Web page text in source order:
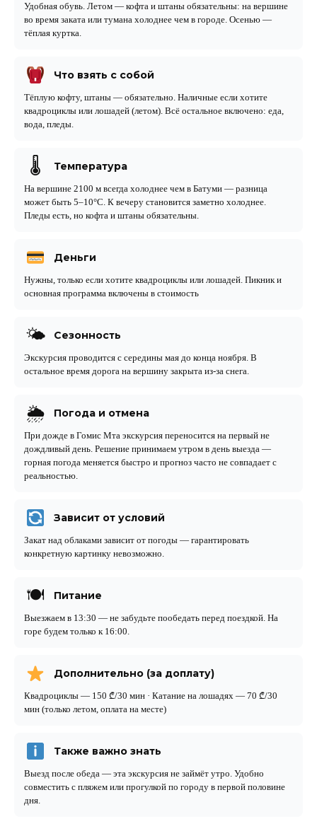
Удобная обувь. Летом — кофта и штаны обязательны: на вершине
во время заката или тумана холоднее чем в городе. Осенью —
тёплая куртка.
Что взять с собой
Тёплую кофту, штаны — обязательно. Наличные если хотите
квадроциклы или лошадей (летом). Всё остальное включено: еда,
вода, пледы.
🌡 Температура
На вершине 2100 м всегда холоднее чем в Батуми — разница
может быть 5–10°C. К вечеру становится заметно холоднее.
Пледы есть, но кофта и штаны обязательны.
Деньги
Нужны, только если хотите квадроциклы или лошадей. Пикник и
основная программа включены в стоимость
🌤 Сезонность
Экскурсия проводится с середины мая до конца ноября. В
остальное время дорога на вершину закрыта из-за снега.
🌦 Погода и отмена
При дожде в Гомис Мта экскурсия переносится на первый не
дождливый день. Решение принимаем утром в день выезда —
горная погода меняется быстро и прогноз часто не совпадает с
реальностью.
Зависит от условий
Закат над облаками зависит от погоды — гарантировать
конкретную картинку невозможно.
🍽 Питание
Выезжаем в 13:30 — не забудьте пообедать перед поездкой. На
горе будем только к 16:00.
Дополнительно (за доплату)
Квадроциклы — 150 ₾/30 мин · Катание на лошадях — 70 ₾/30
мин (только летом, оплата на месте)
Также важно знать
Выезд после обеда — эта экскурсия не займёт утро. Удобно
совместить с пляжем или прогулкой по городу в первой половине
дня.